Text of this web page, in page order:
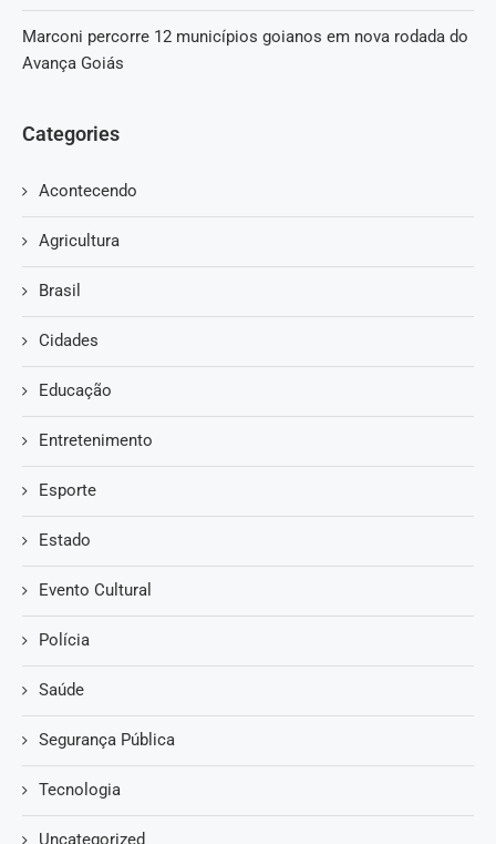
Marconi percorre 12 municípios goianos em nova rodada do
Avança Goiás
Categories
Acontecendo
Agricultura
Brasil
Cidades
Educação
Entretenimento
Esporte
Estado
Evento Cultural
Polícia
Saúde
Segurança Pública
Tecnologia
Uncategorized